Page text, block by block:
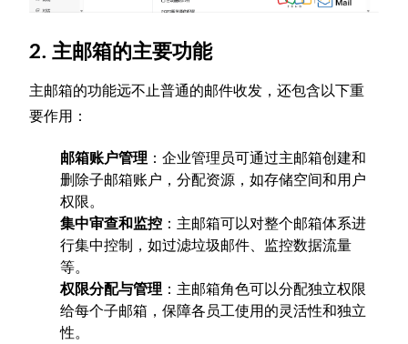
2. 主邮箱的主要功能
主邮箱的功能远不止普通的邮件收发，还包含以下重
要作用：
邮箱账户管理 ：企业管理员可通过主邮箱创建和
删除子邮箱账户，分配资源，如存储空间和用户
权限。
集中审查和监控 ：主邮箱可以对整个邮箱体系进
行集中控制，如过滤垃圾邮件、监控数据流量
等。
权限分配与管理 ：主邮箱角色可以分配独立权限
给每个子邮箱，保障各员工使用的灵活性和独立
性。